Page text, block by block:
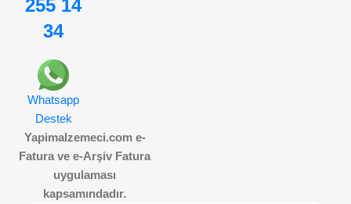
255 14
34
Whatsapp
Destek
Yapimalzemeci.com e-
Fatura ve e-Arşiv Fatura
uygulaması
kapsamındadır.